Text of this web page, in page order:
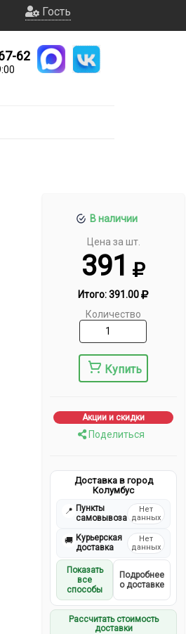
Гость
62
В наличии
Цена за шт.
391
Итого:391.00
Количество
Купить
Акции и скидки
Поделиться
Доставка в город
Колумбус
📍 Пункты
самовывоза
Нет
данных
🚚 Курьерская
доставка
Нет
данных
Показать
все
способы
Подробнее
о доставке
Рассчитать стоимость
доставки